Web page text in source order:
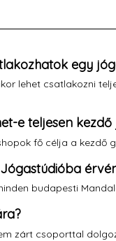
egy
lehet csatlakozni
e teljesen
fő célja a
budapesti
zárt csoporttal